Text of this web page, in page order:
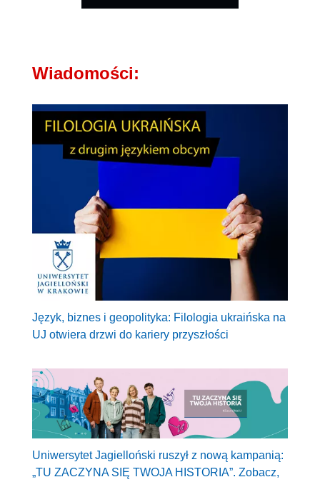
Wiadomości:
Język, biznes i geopolityka: Filologia ukraińska na
UJ otwiera drzwi do kariery przyszłości
Uniwersytet Jagielloński ruszył z nową kampanią:
„TU ZACZYNA SIĘ TWOJA HISTORIA”. Zobacz,